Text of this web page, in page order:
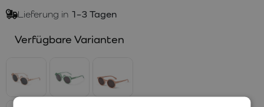
Lieferung in 1–3 Tagen
Verfügbare Varianten